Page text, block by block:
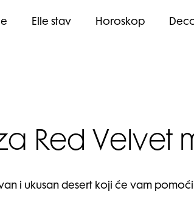
Elle stav Horoskop
Red Velvet
i ukusan desert koji će vam